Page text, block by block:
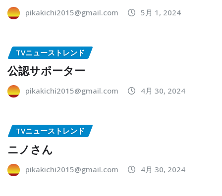
pikakichi2015@gmail.com 5月 1, 2024
TVニューストレンド
公認サポーター
pikakichi2015@gmail.com 4月 30, 2024
TVニューストレンド
ニノさん
pikakichi2015@gmail.com 4月 30, 2024